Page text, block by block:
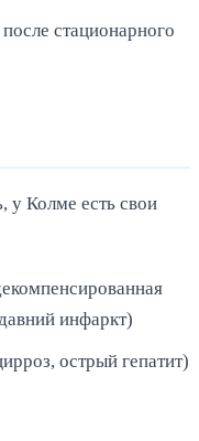
стационарного
у Колме есть свои
инфаркт)
острый гепатит)